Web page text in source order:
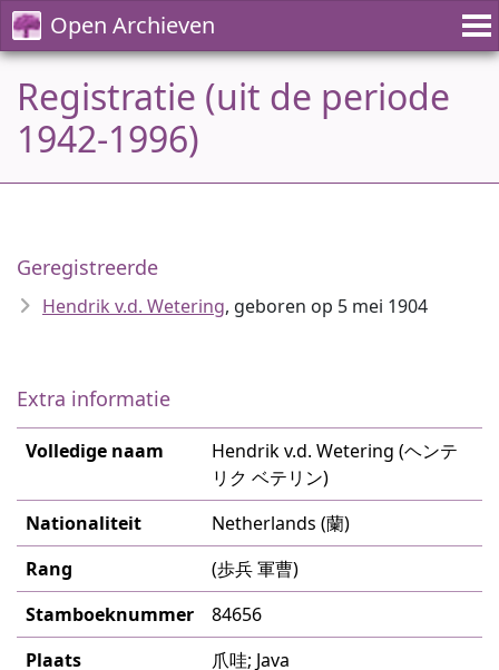
Open Archieven
Registratie (uit de periode
1942-1996)
Geregistreerde
Hendrik v.d. Wetering, geboren op 5 mei 1904
Extra informatie
Volledige naam
Hendrik v.d. Wetering (ヘンテ
リク ベテリン)
Nationaliteit
Netherlands (蘭)
Rang
(歩兵 軍曹)
Stamboeknummer
84656
Plaats
爪哇; Java